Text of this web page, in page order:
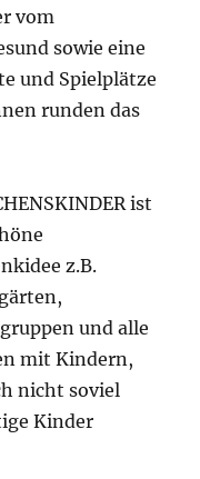
vom
sowie eine
und Spielplätze
runden das
ist
z.B.
und alle
mit Kindern,
nicht soviel
Kinder